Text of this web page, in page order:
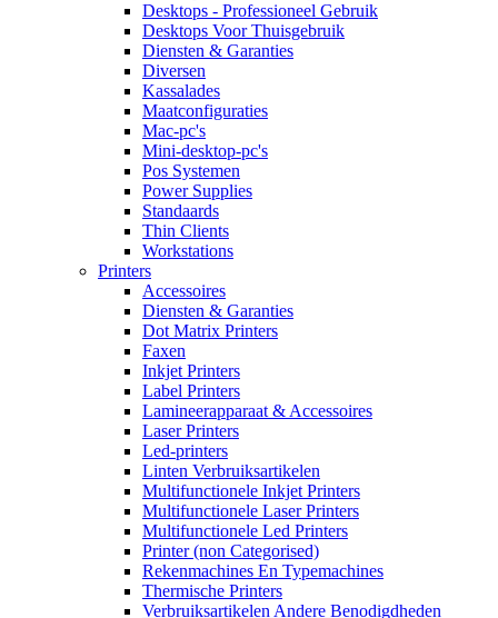
Desktops - Professioneel Gebruik
Desktops Voor Thuisgebruik
Diensten & Garanties
Diversen
Kassalades
Maatconfiguraties
Mac-pc's
Mini-desktop-pc's
Pos Systemen
Power Supplies
Standaards
Thin Clients
Workstations
Printers
Accessoires
Diensten & Garanties
Dot Matrix Printers
Faxen
Inkjet Printers
Label Printers
Lamineerapparaat & Accessoires
Laser Printers
Led-printers
Linten Verbruiksartikelen
Multifunctionele Inkjet Printers
Multifunctionele Laser Printers
Multifunctionele Led Printers
Printer (non Categorised)
Rekenmachines En Typemachines
Thermische Printers
Verbruiksartikelen Andere Benodigdheden